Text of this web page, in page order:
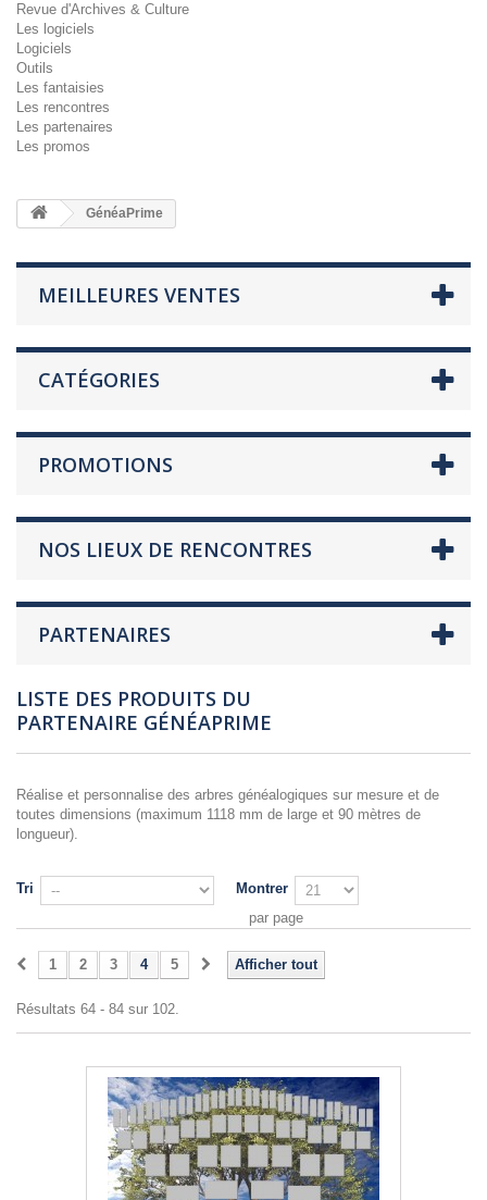
Revue d'Archives & Culture
Les logiciels
Logiciels
Outils
Les fantaisies
Les rencontres
Les partenaires
Les promos
GénéaPrime
MEILLEURES VENTES
CATÉGORIES
PROMOTIONS
NOS LIEUX DE RENCONTRES
PARTENAIRES
LISTE DES PRODUITS DU
PARTENAIRE GÉNÉAPRIME
Réalise et personnalise des arbres généalogiques sur mesure et de
toutes dimensions (maximum 1118 mm de large et 90 mètres de
longueur).
Tri
Montrer
par page
Afficher tout
1 2 3 4 5
Résultats 64 - 84 sur 102.